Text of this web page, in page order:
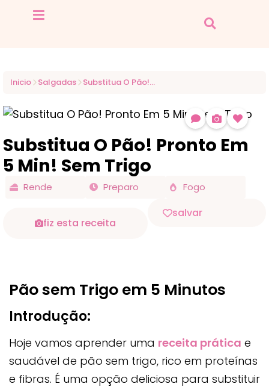
Inicio Salgadas Substitua O Pão! Pronto Em 5 Min! Sem Trigo
Substitua O Pão! Pronto Em
5 Min! Sem Trigo
Rende Preparo Fogo
fiz esta receita
salvar
Pão sem Trigo em 5 Minutos
Introdução:
Hoje vamos aprender uma receita prática e
saudável de pão sem trigo, rico em proteínas
e fibras. É uma opção deliciosa para substituir